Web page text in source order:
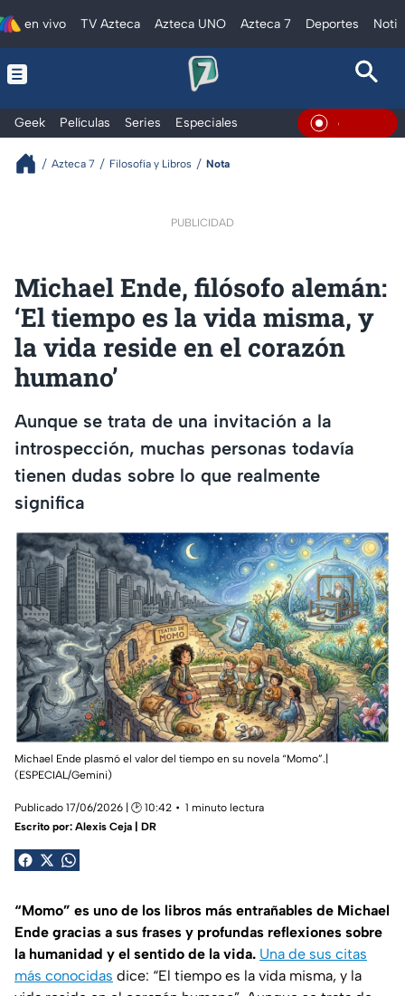
en vivo TV Azteca Azteca UNO Azteca 7 Deportes
Geek Películas Series Especiales En Vivo
Azteca 7 Filosofía y Libros Nota
PUBLICIDAD
Michael Ende, filósofo alemán:
‘El tiempo es la vida misma, y ​​
la vida reside en el corazón
humano’
Aunque se trata de una invitación a la
introspección, muchas personas todavía
tienen dudas sobre lo que realmente
significa
Michael Ende plasmó el valor del tiempo en su novela “Momo”.|
(ESPECIAL/Gemini)
Publicado 17/06/2026 | 🕑 10:42
1 minuto lectura
Escrito por: Alexis Ceja | DR
“Momo” es uno de los libros más entrañables de Michael
Ende gracias a sus frases y profundas reflexiones sobre
la humanidad y el sentido de la vida. Una de sus citas
más conocidas dice: “El tiempo es la vida misma, y la